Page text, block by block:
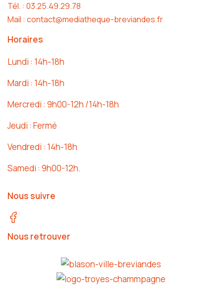
Tél. : 03.25.49.29.78
Mail : contact@mediatheque-breviandes.fr
Horaires
Lundi : 14h-18h
Mardi : 14h-18h
Mercredi : 9h00-12h /14h-18h
Jeudi : Fermé
Vendredi : 14h-18h
Samedi : 9h00-12h.
Nous suivre
Nous retrouver